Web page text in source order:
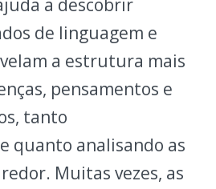
a descobrir
de linguagem e
a estrutura mais
pensamentos e
tanto
quanto analisando as
Muitas vezes, as